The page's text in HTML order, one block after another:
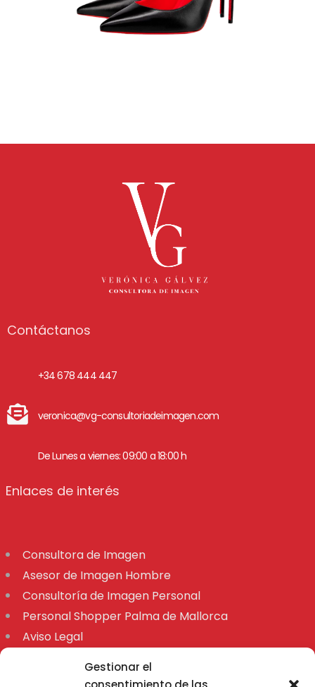
Gestionar el
Contáctanos
+34 678 444 447
veronica@vg-consultoriadeimagen.com
De Lunes a viernes: 09:00 a 18:00 h
Enlaces de interés
Consultora de Imagen
Asesor de Imagen Hombre
Consultoría de Imagen Personal
Personal Shopper Palma de Mallorca
Aviso Legal